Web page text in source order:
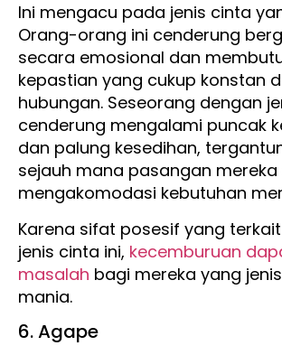
Ini mengacu pada jenis cinta
Orang-orang ini cenderung
secara emosional dan
kepastian yang cukup konstan
hubungan. Seseorang dengan
cenderung mengalami puncak
dan palung kesedihan,
sejauh mana pasangan
mengakomodasi kebutuhan
Karena sifat posesif yang
jenis cinta ini, kecemburuan
masalah bagi mereka yang
mania.
6. Agape